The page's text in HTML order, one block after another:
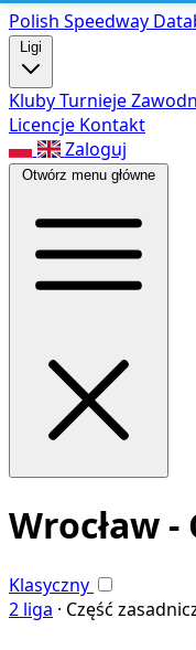
Polish Speedway
Ligi
KlubyTurnieje
Licencje Kontakt
Zaloguj
Otwórz menu główne
Wrocław
Klasyczny
2 liga · Część